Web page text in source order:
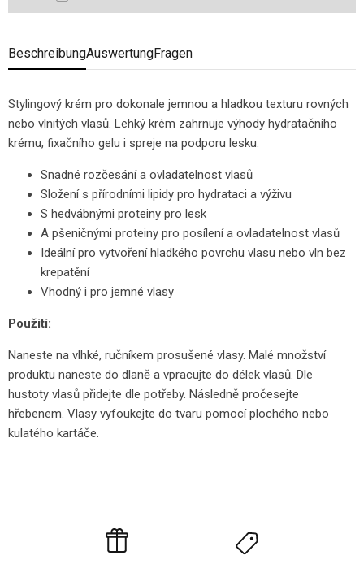
BeschreibungAuswertungFragen
Stylingový krém pro dokonale jemnou a hladkou texturu rovných
nebo vlnitých vlasů. Lehký krém zahrnuje výhody hydratačního
krému, fixačního gelu i spreje na podporu lesku.
Snadné rozčesání a ovladatelnost vlasů
Složení s přírodními lipidy pro hydrataci a výživu
S hedvábnými proteiny pro lesk
A pšeničnými proteiny pro posílení a ovladatelnost vlasů
Ideální pro vytvoření hladkého povrchu vlasu nebo vln bez
krepatění
Vhodný i pro jemné vlasy
Použití:
Naneste na vlhké, ručníkem prosušené vlasy. Malé množství
produktu naneste do dlaně a vpracujte do délek vlasů. Dle
hustoty vlasů přidejte dle potřeby. Následně pročesejte
hřebenem. Vlasy vyfoukejte do tvaru pomocí plochého nebo
kulatého kartáče.